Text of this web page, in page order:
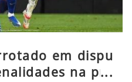
em dispu
na pré